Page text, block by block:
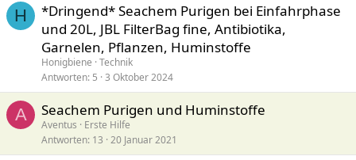
H
*Dringend* Seachem Purigen bei Einfahrphase
und 20L, JBL FilterBag fine, Antibiotika,
Garnelen, Pflanzen, Huminstoffe
Honigbiene Technik
Antworten 5 3 Oktober 2024
A Seachem Purigen und Huminstoffe
Aventus
Erste Hilfe
Antworten 13 20 Januar 2021